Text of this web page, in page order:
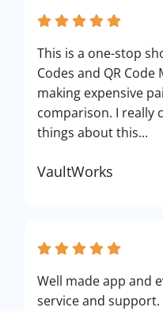
This is a one-stop
Codes and QR
making expensive
comparison. I really
things about this...
VaultWorks
Well made app and
service and support.